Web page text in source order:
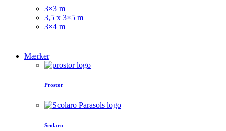
3×3 m
3,5 x 3×5 m
3×4 m
Mærker
Prostor
Scolaro